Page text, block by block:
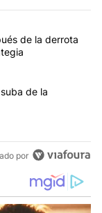
en los
busca
de la derrota
contra Milei
de la
por